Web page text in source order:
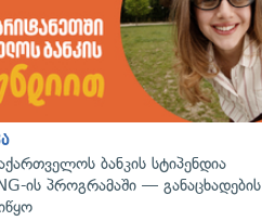
ბანკის სტიპენდია
ის პროგრამაში — განაცხადების